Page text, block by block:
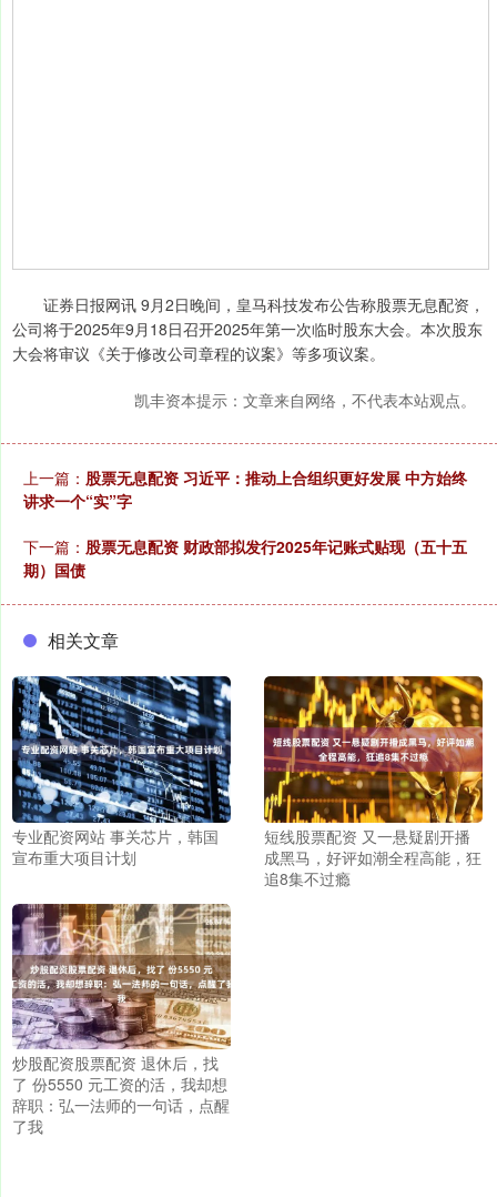
证券日报网讯 9月2日晚间，皇马科技发布公告称股票无息配资，
公司将于2025年9月18日召开2025年第一次临时股东大会。本次股东
大会将审议《关于修改公司章程的议案》等多项议案。
凯丰资本提示：文章来自网络，不代表本站观点。
上一篇： 股票无息配资 习近平：推动上合组织更好发展 中方始终
讲求一个“实”字
下一篇： 股票无息配资 财政部拟发行2025年记账式贴现（五十五
期）国债
相关文章
专业配资网站 事关芯片，韩国
宣布重大项目计划
短线股票配资 又一悬疑剧开播
成黑马，好评如潮全程高能，狂
追8集不过瘾
炒股配资股票配资 退休后，找
了 份5550 元工资的活，我却想
辞职：弘一法师的一句话，点醒
了我